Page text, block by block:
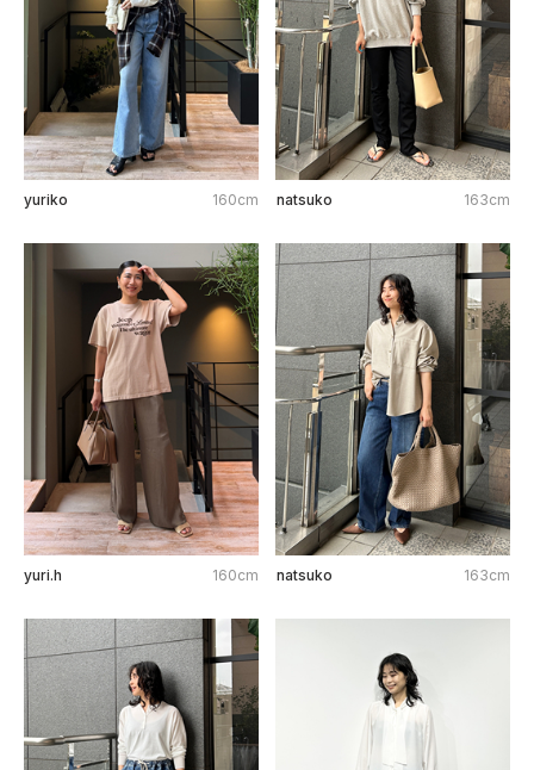
yuriko 160cm natsuko 163cm
yuri.h 160cm natsuko 163cm